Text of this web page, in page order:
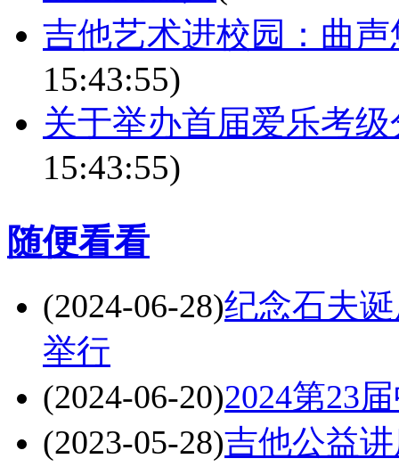
吉他艺术进校园：曲
15:43:55)
关于举办首届爱乐考
15:43:55)
随便看看
(2024-06-28)纪念石夫
举行
(2024-06-20)2024第23
(2023-05-28)吉他公益